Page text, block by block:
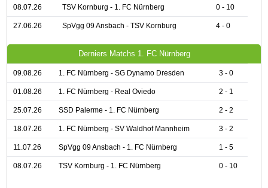
08.07.26 TSV Kornburg - 1. FC Nürnberg 0 - 10
27.06.26 SpVgg 09 Ansbach - TSV Kornburg 4 - 0
Derniers Matchs 1. FC Nürnberg
09.08.26 1. FC Nürnberg - SG Dynamo Dresden 3 - 0
01.08.26 1. FC Nürnberg - Real Oviedo 2 - 1
25.07.26 SSD Palerme - 1. FC Nürnberg 2 - 2
18.07.26 1. FC Nürnberg - SV Waldhof Mannheim 3 - 2
11.07.26 SpVgg 09 Ansbach - 1. FC Nürnberg 1 - 5
08.07.26 TSV Kornburg - 1. FC Nürnberg 0 - 10